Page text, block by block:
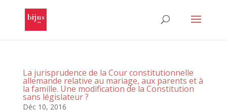
La jurisprudence de la Cour constitutionnelle
allemande relative au mariage, aux parents et à
la famille. Une modification de la Constitution
sans législateur ?
Déc 10, 2016